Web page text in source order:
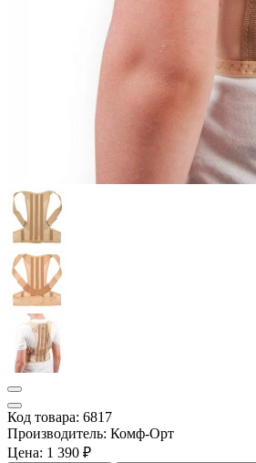
Код товара: 6817
Производитель: Комф-Орт
Цена: 1 390 ₽